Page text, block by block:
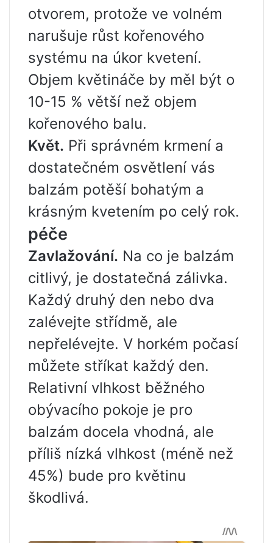
otvorem, protože ve volném
narušuje růst kořenového
systému na úkor kvetení.
Objem květináče by měl být o
10-15 % větší než objem
kořenového balu.
Květ. Při správném krmení a
dostatečném osvětlení vás
balzám potěší bohatým a
krásným kvetením po celý rok.
péče
Zavlažování. Na co je balzám
citlivý, je dostatečná zálivka.
Každý druhý den nebo dva
zalévejte střídmě, ale
nepřelévejte. V horkém počasí
můžete stříkat každý den.
Relativní vlhkost běžného
obývacího pokoje je pro
balzám docela vhodná, ale
příliš nízká vlhkost (méně než
45%) bude pro květinu
škodlivá.